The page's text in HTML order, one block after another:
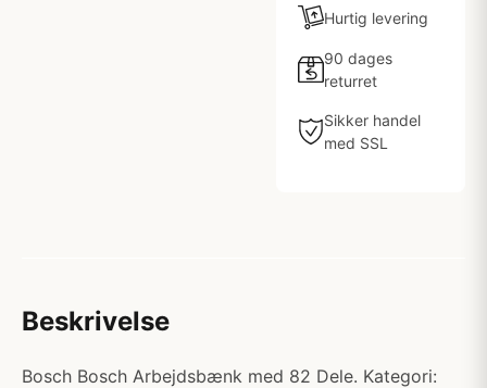
Hurtig levering
90 dages
returret
Sikker handel
med SSL
Beskrivelse
Bosch Bosch Arbejdsbænk med 82 Dele. Kategori: